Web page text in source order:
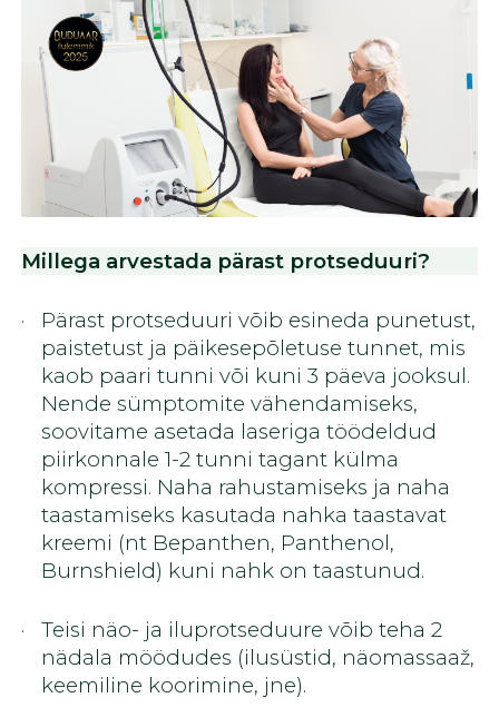
Millega arvestada pärast protseduuri?
Pärast protseduuri võib esineda punetust,
paistetust ja päikesepõletuse tunnet, mis
kaob paari tunni või kuni 3 päeva jooksul.
Nende sümptomite vähendamiseks,
soovitame asetada laseriga töödeldud
piirkonnale 1-2 tunni tagant külma
kompressi. Naha rahustamiseks ja naha
taastamiseks kasutada nahka taastavat
kreemi (nt Bepanthen, Panthenol,
Burnshield) kuni nahk on taastunud.
Teisi näo- ja iluprotseduure võib teha 2
nädala möödudes (ilusüstid, näomassaaž,
keemiline koorimine, jne).